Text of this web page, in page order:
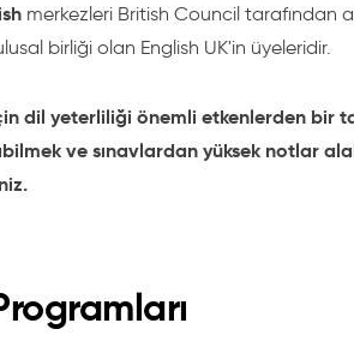
merkezleri British Council tarafından
birliği olan English UK'in üyeleridir.
dil yeterliliği önemli etkenlerden bir
ve sınavlardan yüksek notlar